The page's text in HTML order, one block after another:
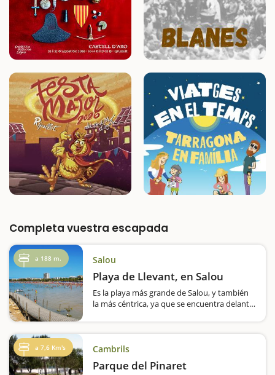
Completa vuestra escapada
a 188 m. Salou
Playa de Llevant, en Salou
Es la playa más grande de Salou, y también
la más céntrica, ya que se encuentra delante
eventos lúdicos, culturales y familiares
durante…
a 7,6 Km's Cambrils
Parque del Pinaret